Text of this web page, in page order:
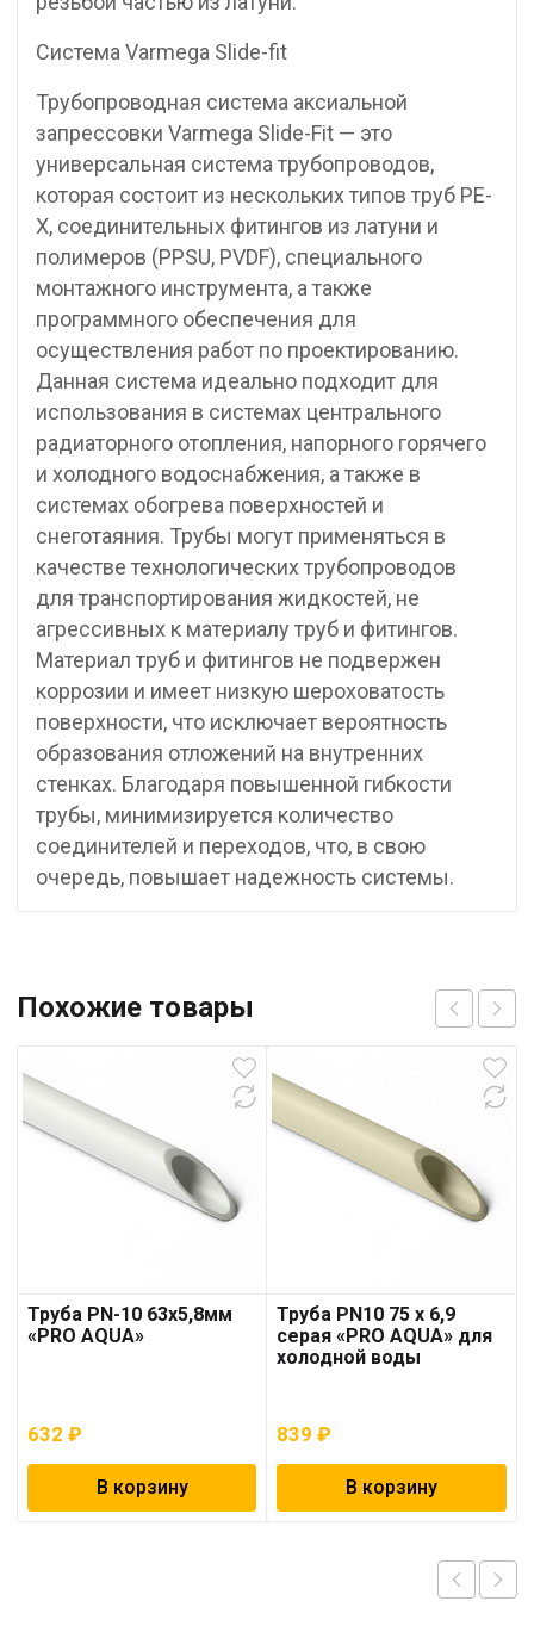
Система Varmega Slide-fit
Трубопроводная система аксиальной
запрессовки Varmega Slide-Fit — это
универсальная система трубопроводов,
которая состоит из нескольких типов труб PE-
X, соединительных фитингов из латуни и
полимеров (PPSU, PVDF), специального
монтажного инструмента, а также
программного обеспечения для
осуществления работ по проектированию.
Данная система идеально подходит для
использования в системах центрального
радиаторного отопления, напорного горячего
и холодного водоснабжения, а также в
системах обогрева поверхностей и
снеготаяния. Трубы могут применяться в
качестве технологических трубопроводов
для транспортирования жидкостей, не
агрессивных к материалу труб и фитингов.
Материал труб и фитингов не подвержен
коррозии и имеет низкую шероховатость
поверхности, что исключает вероятность
образования отложений на внутренних
стенках. Благодаря повышенной гибкости
трубы, минимизируется количество
соединителей и переходов, что, в свою
очередь, повышает надежность системы.
Похожие товары
Труба PN-10 63х5,8мм
«PRO AQUA»
632 ₽
В корзину
Труба PN10 75 x 6,9
серая «PRO AQUA» для
холодной воды
839₽
В корзину